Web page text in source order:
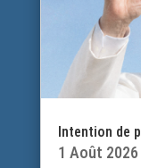
Intention de
1 Août 2026